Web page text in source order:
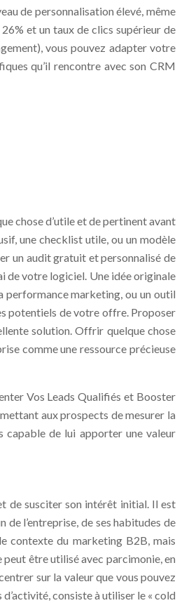
de personnalisation élevé, même
et un taux de clics supérieur de
vous pouvez adapter votre
qu’il rencontre avec son CRM
chose d’utile et de pertinent avant
une checklist utile, ou un modèle
un audit gratuit et personnalisé de
de votre logiciel. Une idée originale
performance marketing, ou un outil
potentiels de votre offre. Proposer
solution. Offrir quelque chose
comme une ressource précieuse
Vos Leads Qualifiés et Booster
aux prospects de mesurer la
capable de lui apporter une valeur
de susciter son intérêt initial. Il est
l’entreprise, de ses habitudes de
contexte du marketing B2B, mais
être utilisé avec parcimonie, en
sur la valeur que vous pouvez
consiste à utiliser le « cold